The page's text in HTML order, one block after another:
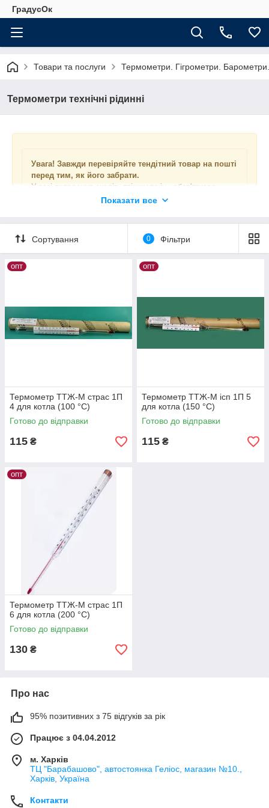
ГрадусОк
Товари та послуги Термометри. Гігрометри.
Термометри технічні рідинні
Увага! Завжди перевіряйте тендітний товар на пошті
перед тим, як його забрати.
У разі виявлення сколів, тріщин та ін., обов'язково
пишіть заяву на пошті про відшкодування вартості
упаковка виробляється працівниками пошти за
додаткову плату.
У разі, коли покупець відмовляється від додаткової
упаковки за рахунок нової пошти, співробітники компанії
Термометри технічні рідинні ТТЖ-М вик.
1
Показати все
Сортування 0 Фільтри
опт
Термометр ТТЖ-М страс 1П
4 для котла (100 °C)
Готово до відправки
115 ₴
опт
Термометр ТТЖ-М ісп 1П 5
для котла (150 °C)
Готово до відправки
115 ₴
опт
Термометр ТТЖ-М страс 1П
6 для котла (200 °C)
Готово до відправки
130 ₴
Про нас
95% позитивних з 75 відгуків за рік
Працює з 04.04.2012
м. Харків
ТЦ "Барабашово", автостоянка Геліос, магазин №10.,
Харків, Україна
Контакти